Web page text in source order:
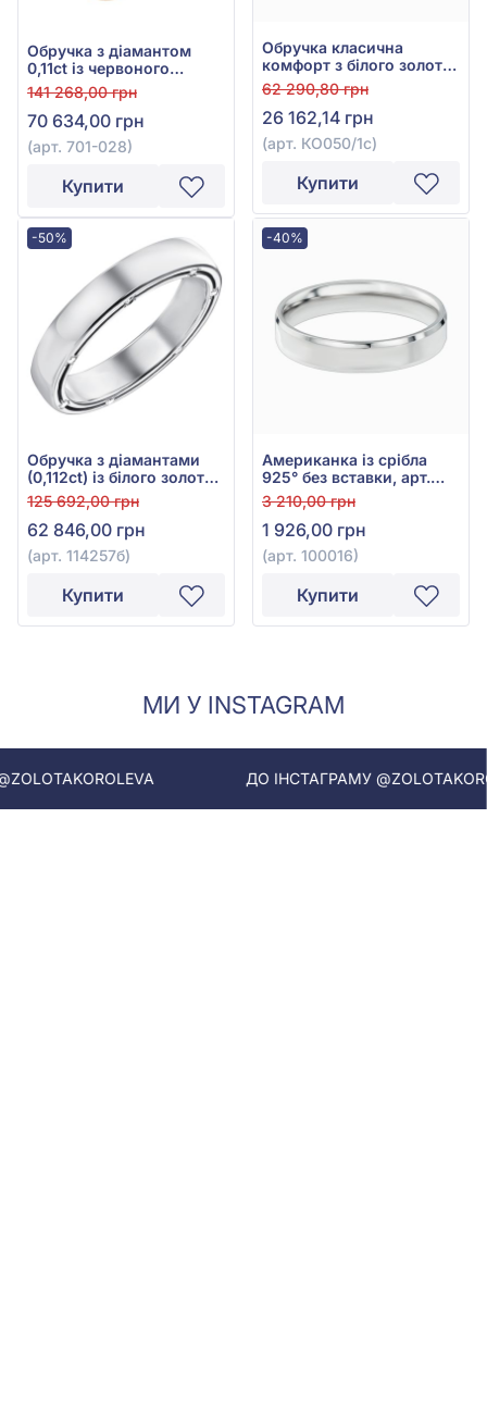
Обручка з діамантом
0,11ct із червоного
золота 585°, арт. 701-028
141 268,00 грн
70 634,00 грн
(арт. 701-028)
Купити
Обручка класична
комфорт з білого золота
585° без вставки, арт.
КО050/1с
62 290,80 грн
26 162,14 грн
(арт. КО050/1с)
Купити
-50%
Обручка з діамантами
(0,112ct) із білого золота
585°, арт. 114257б
125 692,00 грн
62 846,00 грн
(арт. 114257б)
Купити
-40%
Американка із срібла
925° без вставки, арт.
100016
3 210,00 грн
1 926,00 грн
(арт. 100016)
Купити
МИ У INSTAGRAM
ДО ІНСТАГРАМУ @ZOLOTAKOROLEVA